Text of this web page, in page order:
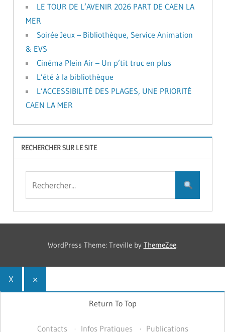
LE TOUR DE L’AVENIR 2026 PART DE CAEN LA
MER
Soirée Jeux – Bibliothèque, Service Animation
& EVS
Cinéma Plein Air – Un p’tit truc en plus
L’été à la bibliothèque
L’ACCESSIBILITÉ DES PLAGES, UNE PRIORITÉ
CAEN LA MER
RECHERCHER SUR LE SITE
WordPress Theme: Treville by ThemeZee.
X ×
Return To Top
Contacts Infos Pratiques Publications